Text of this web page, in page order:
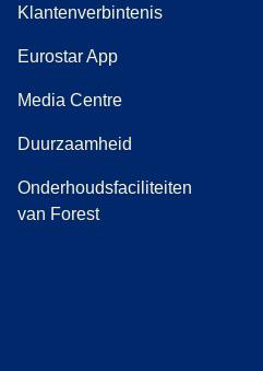
Klantenverbintenis
Eurostar App
Media Centre( opent in een
Duurzaamheid
Onderhoudsfaciliteiten
van Forest